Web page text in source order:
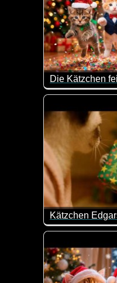
Die Kätzchen
Die niedlichen
Wenn dieses